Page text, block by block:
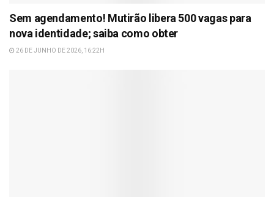
Sem agendamento! Mutirão libera 500 vagas para
nova identidade; saiba como obter
26 DE JUNHO DE 2026, 16:22H